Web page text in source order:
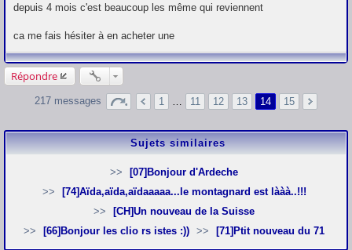
depuis 4 mois c'est beaucoup les même qui reviennent
ca me fais hésiter à en acheter une
Répondre
217 messages 1 11 12 13 14 15
Sujets similaires
[07]Bonjour d'Ardeche
[74]Aïda,aïda,aïdaaaaa...le montagnard est lààà..!!!
[CH]Un nouveau de la Suisse
[66]Bonjour les clio rs istes :))
[71]Ptit nouveau du 71